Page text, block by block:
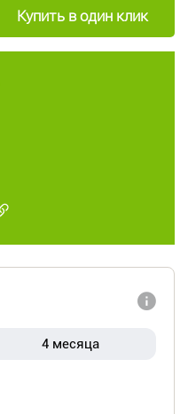
Купить в один клик
4 месяца